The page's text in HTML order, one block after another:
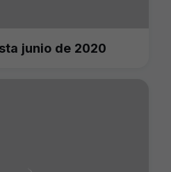
junio de 2020